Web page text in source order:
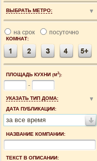
ВЫБРАТЬ МЕТРО:
на срок посуточно
КОМНАТ:
ПЛОЩАДЬ КУХНИ (М2):
-
УКАЗАТЬ ТИП ДОМА:
ДАТА ПУБЛИКАЦИИ:
за все время
НАЗВАНИЕ КОМПАНИИ:
ТЕКСТ В ОПИСАНИИ: